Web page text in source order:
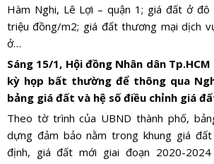
Hàm Nghi, Lê Lợi – quận 1; giá đất ở
triệu đồng/m2; giá đất thương mại dịch
ở…
Sáng 15/1, Hội đồng Nhân dân
kỳ họp bất thường để thông qua
bảng giá đất và hệ số điều chỉnh giá
Theo tờ trình của UBND thành phố,
dựng đảm bảo nằm trong khung giá
định, giá đất mới giai đoạn 2020-